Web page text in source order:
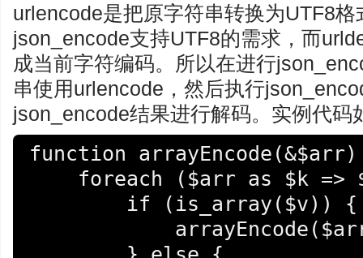
urlencode是把原字符串转换为UTF8
json_encode支持UTF8的需求，而
成当前字符编码。所以在进行
串使用urlencode，然后执行
json_encode结果进行解码。实例代码
function